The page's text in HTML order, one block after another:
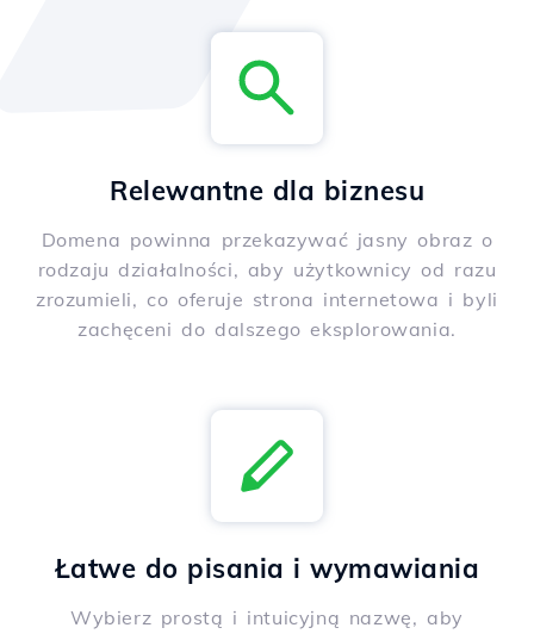
Relewantne dla biznesu
Domena powinna przekazywać jasny obraz o
rodzaju działalności, aby użytkownicy od razu
zrozumieli, co oferuje strona internetowa i byli
zachęceni do dalszego eksplorowania.
Łatwe do pisania i wymawiania
Wybierz prostą i intuicyjną nazwę, aby